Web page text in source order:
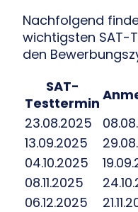
Nachfolgend
wichtigsten SAT-
den
SAT-
Testtermin
23.08.2025
13.09.2025
04.10.2025
08.11.2025
06.12.2025